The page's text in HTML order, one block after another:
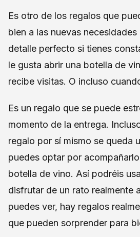
Es otro de los regalos que
bien a las nuevas
detalle perfecto si tienes
le gusta abrir una botella de
recibe visitas. O incluso
Es un regalo que se puede
momento de la entrega.
regalo por sí mismo se queda
puedes optar por
botella de vino. Así podréis
disfrutar de un rato realmente
puedes ver, hay regalos
que pueden sorprender para